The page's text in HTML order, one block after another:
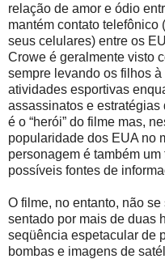
relação de amor e ódio
mantém contato telefônico
seus celulares) entre os
Crowe é geralmente visto
sempre levando os filhos
atividades esportivas
assassinatos e
é o “herói” do filme mas,
popularidade dos EUA no
personagem é também
possíveis fontes de
O filme, no entanto, não
sentado por mais de duas
seqüência espetacular de
bombas e imagens de